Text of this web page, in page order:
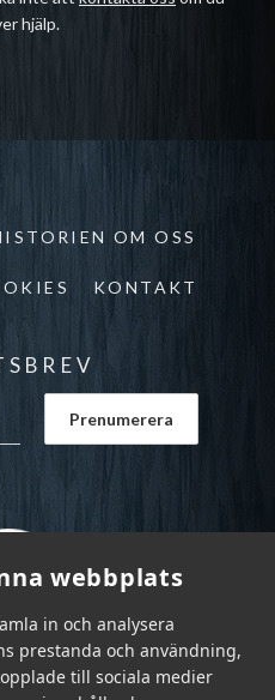
webbplats
in och analysera
prestanda och användning,
till sociala medier
hjälp.
OM OSS
KONTAKT